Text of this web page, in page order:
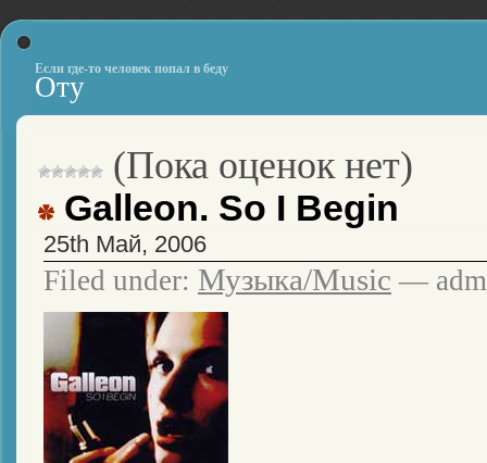
Если где-то человек попал в беду
Оту
(Пока оценок нет)
Galleon. So I Begin
25th Май, 2006
Filed under: Музыка/Music —